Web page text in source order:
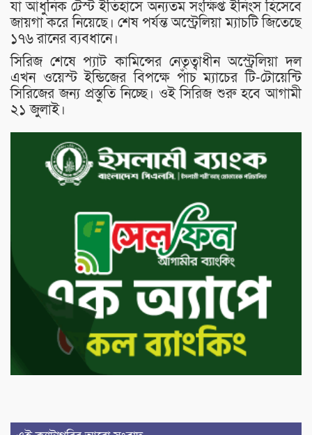
যা আধুনিক টেস্ট ইতিহাসে অন্যতম সংক্ষিপ্ত ইনিংস হিসেবে
জায়গা করে নিয়েছে। শেষ পর্যন্ত অস্ট্রেলিয়া ম্যাচটি জিতেছে
১৭৬ রানের ব্যবধানে।
সিরিজ শেষে প্যাট কামিন্সের নেতৃত্বাধীন অস্ট্রেলিয়া দল
এখন ওয়েস্ট ইন্ডিজের বিপক্ষে পাঁচ ম্যাচের টি-টোয়েন্টি
সিরিজের জন্য প্রস্তুতি নিচ্ছে। ওই সিরিজ শুরু হবে আগামী
২১ জুলাই।